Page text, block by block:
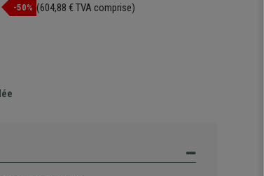
-50% (604,88 € TVA comprise)